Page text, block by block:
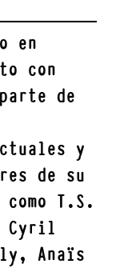
en
con
de
y
de su
T.S.
Anaïs